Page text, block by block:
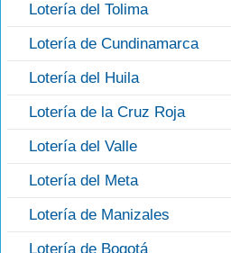
Lotería del Tolima
Lotería de Cundinamarca
Lotería del Huila
Lotería de la Cruz Roja
Lotería del Valle
Lotería del Meta
Lotería de Manizales
Lotería de Bogotá